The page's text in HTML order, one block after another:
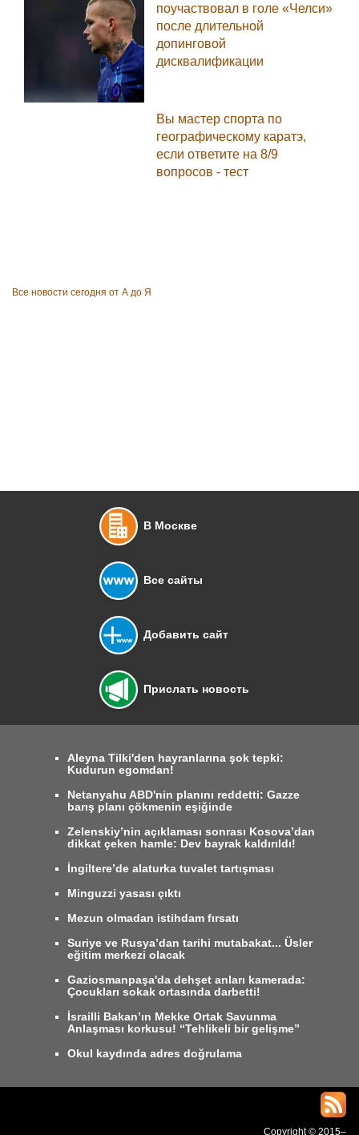
поучаствовал в голе «Челси»
после длительной
допинговой
дисквалификации
Вы мастер спорта по
географическому каратэ,
если ответите на 8/9
вопросов - тест
Все новости сегодня от А до Я
В Москве
Все сайты
Добавить сайт
Прислать новость
Aleyna Tilki'den hayranlarına şok tepki:
Kudurun egomdan!
Netanyahu ABD'nin planını reddetti: Gazze
barış planı çökmenin eşiğinde
Zelenskiy’nin açıklaması sonrası Kosova’dan
dikkat çeken hamle: Dev bayrak kaldırıldı!
İngiltere’de alaturka tuvalet tartışması
Minguzzi yasası çıktı
Mezun olmadan istihdam fırsatı
Suriye ve Rusya’dan tarihi mutabakat... Üsler
eğitim merkezi olacak
Gaziosmanpaşa'da dehşet anları kamerada:
Çocukları sokak ortasında darbetti!
İsrailli Bakan’ın Mekke Ortak Savunma
Anlaşması korkusu! “Tehlikeli bir gelişme”
Okul kaydında adres doğrulama
Copyright © 2015–